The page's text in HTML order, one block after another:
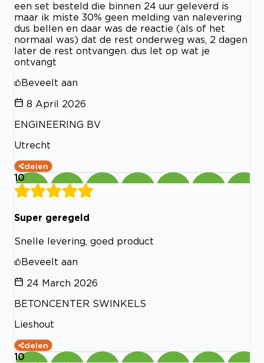
een set besteld die binnen 24 uur geleverd is
maar ik miste 30% geen melding van nalevering
dus bellen en daar was de reactie (als of het
normaal was) dat de rest onderweg was, 2 dagen
later de rest ontvangen. dus let op wat je
ontvangt
Beveelt aan
8 April 2026
ENGINEERING BV
Utrecht
delen
10
Super geregeld
Snelle levering, goed product
Beveelt aan
24 March 2026
BETONCENTER SWINKELS
Lieshout
delen
10